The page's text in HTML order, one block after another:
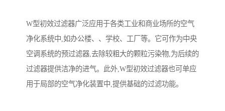
W型初效过滤器广泛应用于各类工业和商业场所的空气
净化系统中,如办公楼、、学校、工厂等。它可作为中央
空调系统的预过滤器,去除较粗大的颗粒污染物,为后续的
过滤器提供洁净的进气。此外,W型初效过滤器也可单应
用于局部的空气净化装置中,提供基础的过滤功能。